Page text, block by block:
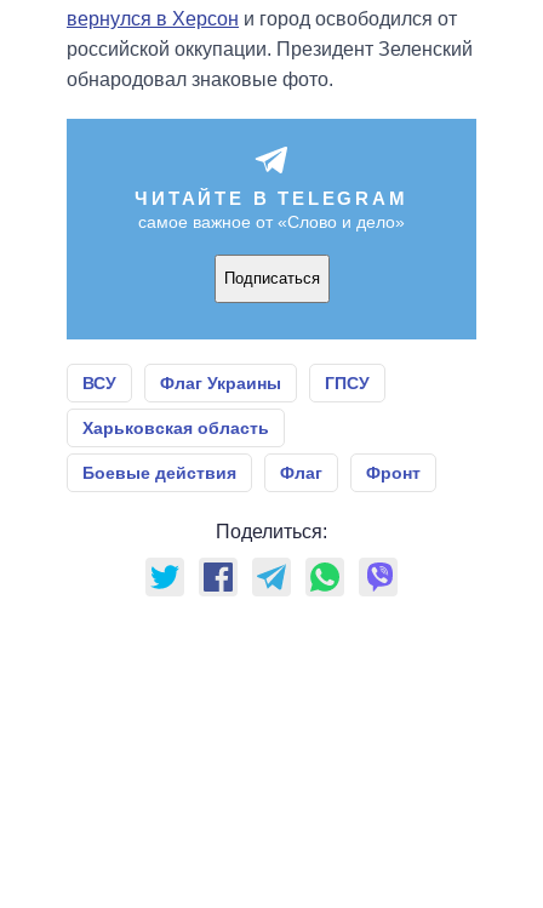
вернулся в Херсон и город освободился от
российской оккупации. Президент Зеленский
обнародовал знаковые фото.
ЧИТАЙТЕ В TELEGRAM
самое важное от «Слово и дело»
Подписаться
ВСУ Флаг Украины ГПСУ
Харьковская область
Боевые действия Флаг Фронт
Поделиться: